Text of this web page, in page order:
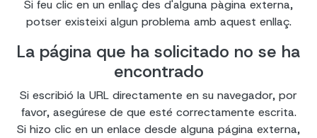
Si feu clic en un enllaç des d'alguna pàgina externa,
potser existeixi algun problema amb aquest enllaç.
La página que ha solicitado no se ha
encontrado
Si escribió la URL directamente en su navegador, por
favor, asegúrese de que esté correctamente escrita.
Si hizo clic en un enlace desde alguna página externa,